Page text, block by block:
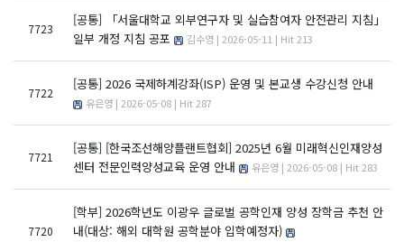
7723
[공통]
「서울대학교 외부연구자 및 실습참여자 안전관리 지침」
일부 개정 지침 공포
김수영 | 2026-05-11 | Hit 213
7722
[공통] 2026 국제하계강좌(ISP) 운영 및 본교생 수강신청 안내
유은영 | 2026-05-08 | Hit 287
7721
[공통] [한국조선해양플랜트협회] 2025년 6월 미래혁신인재양성
센터 전문인력양성교육 운영 안내
유은영 | 2026-05-08 | Hit 283
7720
[학부] 2026학년도 이광우 글로벌 공학인재 양성 장학금 추천 안
내(대상: 해외 대학원 공학분야 입학예정자)